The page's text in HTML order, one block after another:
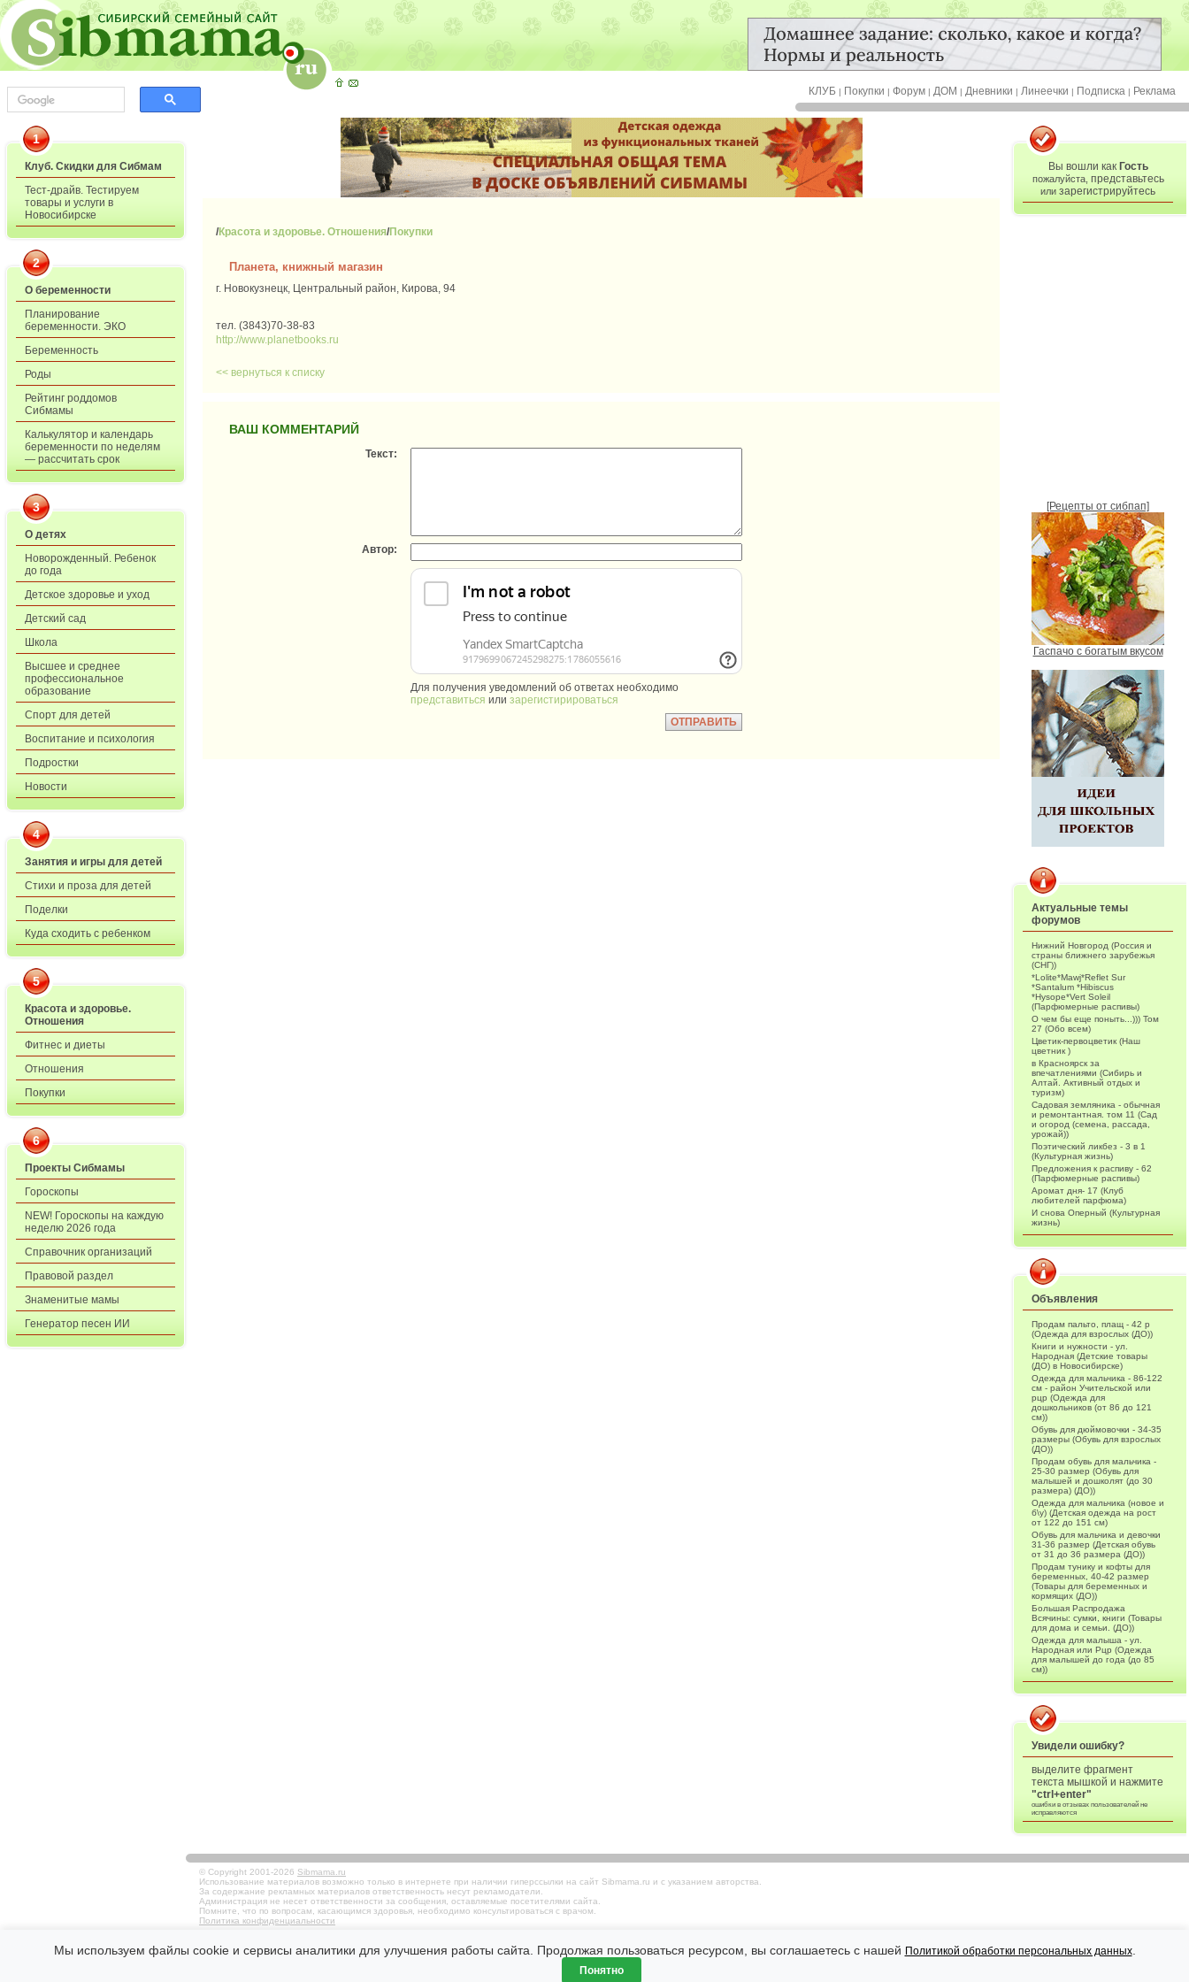
КЛУБ | Покупки | Форум | ДОМ | Дневники | Линеечки | Подписка | Реклама
1
Клуб. Скидки для Сибмам
Тест-драйв. Тестируем
товары и услуги в
Новосибирске
2
О беременности
Планирование
беременности. ЭКО
Беременность
Роды
Рейтинг роддомов
Сибмамы
Калькулятор и календарь
беременности по неделям
— рассчитать срок
3
О детях
Новорожденный. Ребенок
до года
Детское здоровье и уход
Детский сад
Школа
Высшее и среднее
профессиональное
образование
Спорт для детей
Воспитание и психология
Подростки
Новости
4
Занятия и игры для детей
Стихи и проза для детей
Поделки
Куда сходить с ребенком
5
Красота и здоровье.
Отношения
Фитнес и диеты
Отношения
Покупки
6
Проекты Сибмамы
Гороскопы
NEW! Гороскопы на каждую
неделю 2026 года
Справочник организаций
Правовой раздел
Знаменитые мамы
Генератор песен ИИ
/Красота и здоровье. Отношения/Покупки
Планета, книжный магазин
г. Новокузнецк, Центральный район, Кирова, 94
тел. (3843)70-38-83
http://www.planetbooks.ru
<< вернуться к списку
ВАШ КОММЕНТАРИЙ
Текст:
Автор:
Для получения уведомлений об ответах необходимо
представиться или зарегистирироваться
Вы вошли как Гость
пожалуйста, представьтесь
или зарегистрируйтесь
[Рецепты от сибпап]
Гаспачо с богатым вкусом
Актуальные темы
форумов
Нижний Новгород (Россия и
страны ближнего зарубежья
(СНГ))
*Lolite*Mawj*Reflet Sur
*Santalum *Hibiscus
*Hysope*Vert Soleil
(Парфюмерные распивы)
О чем бы еще поныть...))) Том
27 (Обо всем)
Цветик-первоцветик (Наш
цветник )
в Красноярск за
впечатлениями (Сибирь и
Алтай. Активный отдых и
туризм)
Садовая земляника - обычная
и ремонтантная. том 11 (Сад
и огород (семена, рассада,
урожай))
Поэтический ликбез - 3 в 1
(Культурная жизнь)
Предложения к распиву - 62
(Парфюмерные распивы)
Аромат дня- 17 (Клуб
любителей парфюма)
И снова Оперный (Культурная
жизнь)
Объявления
Продам пальто, плащ - 42 р
(Одежда для взрослых (ДО))
Книги и нужности - ул.
Народная (Детские товары
(ДО) в Новосибирске)
Одежда для мальчика - 86-122
см - район Учительской или
рцр (Одежда для
дошкольников (от 86 до 121
см))
Обувь для дюймовочки - 34-35
размеры (Обувь для взрослых
(ДО))
Продам обувь для мальчика -
25-30 размер (Обувь для
малышей и дошколят (до 30
размера) (ДО))
Одежда для мальчика (новое и
б\у) (Детская одежда на рост
от 122 до 151 см)
Обувь для мальчика и девочки
31-36 размер (Детская обувь
от 31 до 36 размера (ДО))
Продам тунику и кофты для
беременных, 40-42 размер
(Товары для беременных и
кормящих (ДО))
Большая Распродажа
Всячины: сумки, книги (Товары
для дома и семьи. (ДО))
Одежда для малыша - ул.
Народная или Рцр (Одежда
для малышей до года (до 85
см))
Увидели ошибку?
выделите фрагмент
текста мышкой и нажмите
"ctrl+enter"
ошибки в отзывах пользователей не
исправляются
© Copyright 2001-2026 Sibmama.ru
Использование материалов возможно только в интернете при наличии гиперссылки на сайт Sibmama.ru и с указанием авторства.
За содержание рекламных материалов ответственность несут рекламодатели.
Администрация не несет ответственности за сообщения, оставляемые посетителями сайта.
Помните, что по вопросам, касающимся здоровья, необходимо консультироваться с врачом.
Политика конфиденциальности
Мы используем файлы cookie и сервисы аналитики для улучшения работы сайта. Продолжая пользоваться ресурсом, вы соглашаетесь с нашей Политикой обработки персональных данных.
Понятно